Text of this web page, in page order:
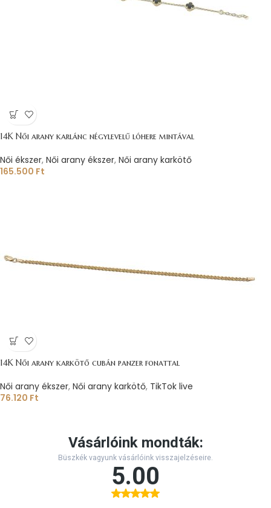
14K Női arany karlánc négylevelű lóhere mintával
Női ékszer, Női arany ékszer, Női arany karkötő
165.500 Ft
14K Női arany karkötő cubán panzer fonattal
Női arany ékszer, Női arany karkötő, TikTok live
76.120 Ft